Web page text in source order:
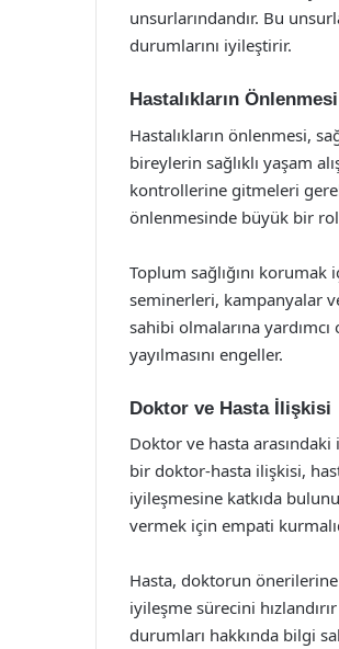
unsurlarındandır. Bu
durumlarını iyileştirir.
Hastalıkların Önlenmesi
Hastalıkların önlenmesi,
bireylerin sağlıklı yaşam
kontrollerine gitmeleri
önlenmesinde büyük bir
Toplum sağlığını
seminerleri, kampanyalar
sahibi olmalarına
yayılmasını engeller.
Doktor ve Hasta İlişkisi
Doktor ve hasta
bir doktor-hasta ilişkisi,
iyileşmesine katkıda
vermek için empati
Hasta, doktorun önerilerine
iyileşme sürecini
durumları hakkında bilgi